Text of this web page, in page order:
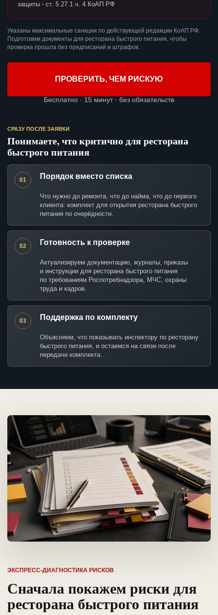
защиты - ст. 5.27.1 ч. 4 КоАП РФ
Указаны максимальные санкции по действующей редакции КоАП РФ.
Подготовим документы для ресторана быстрого питания, чтобы
проверка прошла без предписаний и штрафов.
ПРОВЕРИТЬ, ЧЕМ РИСКУЮ
Бесплатно · 15 минут · без обязательств
СРАЗУ ПОСЛЕ ЗАЯВКИ
Понимаете, что критично для ресторана
быстрого питания
01 Порядок вместо списка
Что нужно до ремонта, что до найма, что до первого
клиента: комплект для открытия ресторана быстрого
питания по очерёдности.
02 Готовность к проверке
Актуализируем документацию, журналы, приказы
и инструкции для ресторана быстрого питания
по требованиям Роспотребнадзора, МЧС, охраны
труда и кадров.
03 Поддержка по комплекту
Объясняем, что показывать инспектору по ресторану
быстрого питания, и остаемся на связи после
передачи комплекта.
ЭКСПРЕСС-ДИАГНОСТИКА РИСКОВ
Сначала покажем риски для
ресторана быстрого питания